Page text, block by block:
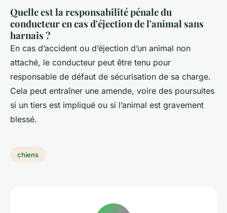
Quelle est la responsabilité pénale du
conducteur en cas d'éjection de l'animal sans
harnais ?
En cas d’accident ou d’éjection d’un animal non
attaché, le conducteur peut être tenu pour
responsable de défaut de sécurisation de sa charge.
Cela peut entraîner une amende, voire des poursuites
si un tiers est impliqué ou si l’animal est gravement
blessé.
chiens